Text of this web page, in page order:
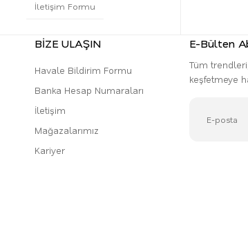
İletişim Formu
BİZE ULAŞIN
Havale Bildirim Formu
Banka Hesap Numaraları
İletişim
Mağazalarımız
Kariyer
E-Bülten
Tüm
keşfetmeye